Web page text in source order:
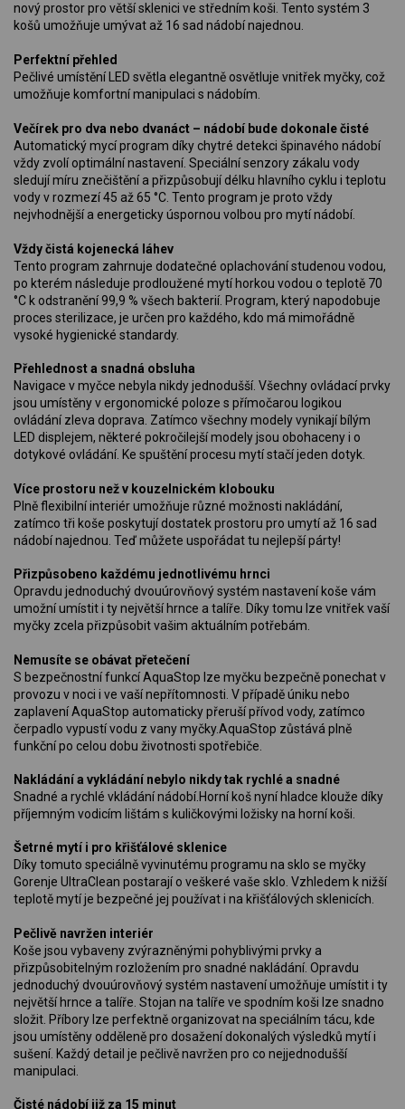
nový prostor pro větší sklenici ve středním koši. Tento systém 3
košů umožňuje umývat až 16 sad nádobí najednou.
Perfektní přehled
Pečlivé umístění LED světla elegantně osvětluje vnitřek myčky, což
umožňuje komfortní manipulaci s nádobím.
Večírek pro dva nebo dvanáct – nádobí bude dokonale čisté
Automatický mycí program díky chytré detekci špinavého nádobí
vždy zvolí optimální nastavení. Speciální senzory zákalu vody
sledují míru znečištění a přizpůsobují délku hlavního cyklu i teplotu
vody v rozmezí 45 až 65 °C. Tento program je proto vždy
nejvhodnější a energeticky úspornou volbou pro mytí nádobí.
Vždy čistá kojenecká láhev
Tento program zahrnuje dodatečné oplachování studenou vodou,
po kterém následuje prodloužené mytí horkou vodou o teplotě 70
°C k odstranění 99,9 % všech bakterií. Program, který napodobuje
proces sterilizace, je určen pro každého, kdo má mimořádně
vysoké hygienické standardy.
Přehlednost a snadná obsluha
Navigace v myčce nebyla nikdy jednodušší. Všechny ovládací prvky
jsou umístěny v ergonomické poloze s přímočarou logikou
ovládání zleva doprava. Zatímco všechny modely vynikají bílým
LED displejem, některé pokročilejší modely jsou obohaceny i o
dotykové ovládání. Ke spuštění procesu mytí stačí jeden dotyk.
Více prostoru než v kouzelnickém klobouku
Plně flexibilní interiér umožňuje různé možnosti nakládání,
zatímco tři koše poskytují dostatek prostoru pro umytí až 16 sad
nádobí najednou. Teď můžete uspořádat tu nejlepší párty!
Přizpůsobeno každému jednotlivému hrnci
Opravdu jednoduchý dvouúrovňový systém nastavení koše vám
umožní umístit i ty největší hrnce a talíře. Díky tomu lze vnitřek vaší
myčky zcela přizpůsobit vašim aktuálním potřebám.
Nemusíte se obávat přetečení
S bezpečnostní funkcí AquaStop lze myčku bezpečně ponechat v
provozu v noci i ve vaší nepřítomnosti. V případě úniku nebo
zaplavení AquaStop automaticky přeruší přívod vody, zatímco
čerpadlo vypustí vodu z vany myčky.AquaStop zůstává plně
funkční po celou dobu životnosti spotřebiče.
Nakládání a vykládání nebylo nikdy tak rychlé a snadné
Snadné a rychlé vkládání nádobí.Horní koš nyní hladce klouže díky
příjemným vodicím lištám s kuličkovými ložisky na horní koši.
Šetrné mytí i pro křišťálové sklenice
Díky tomuto speciálně vyvinutému programu na sklo se myčky
Gorenje UltraClean postarají o veškeré vaše sklo. Vzhledem k nižší
teplotě mytí je bezpečné jej používat i na křišťálových sklenicích.
Pečlivě navržen interiér
Koše jsou vybaveny zvýrazněnými pohyblivými prvky a
přizpůsobitelným rozložením pro snadné nakládání. Opravdu
jednoduchý dvouúrovňový systém nastavení umožňuje umístit i ty
největší hrnce a talíře. Stojan na talíře ve spodním koši lze snadno
složit. Příbory lze perfektně organizovat na speciálním tácu, kde
jsou umístěny odděleně pro dosažení dokonalých výsledků mytí i
sušení. Každý detail je pečlivě navržen pro co nejjednodušší
manipulaci.
Čisté nádobí již za 15 minut